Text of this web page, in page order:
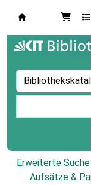
Erweiterte Suche
Aufsätze &